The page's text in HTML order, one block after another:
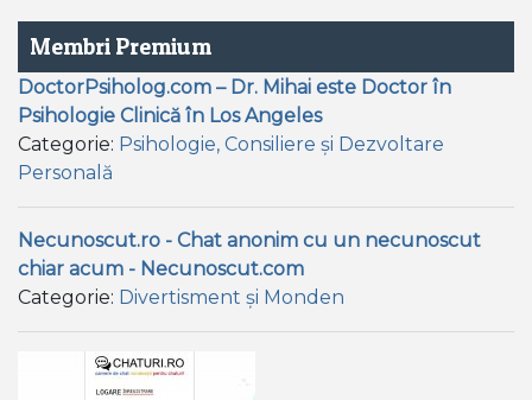
Membri Premium
DoctorPsiholog.com – Dr. Mihai este Doctor în
Psihologie Clinică în Los Angeles
Categorie: Psihologie, Consiliere și Dezvoltare
Personală
Necunoscut.ro - Chat anonim cu un necunoscut
chiar acum - Necunoscut.com
Categorie: Divertisment și Monden